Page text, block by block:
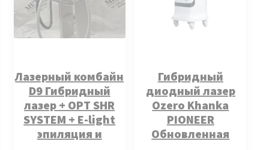
Лазерный комбайн
D9 Гибридный
лазер + ОРТ SНR
SYSТЕМ + Е-light
эпиляция и
Гибридный
диодный лазер
Ozero Khanka
PIONEER
Обновленная